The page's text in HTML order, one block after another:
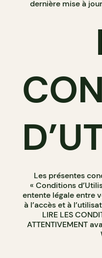
dernière mise à
Les présentes
« Conditions
entente légale entre
à l’accès et à
LIRE LES
ATTENTIVEMENT